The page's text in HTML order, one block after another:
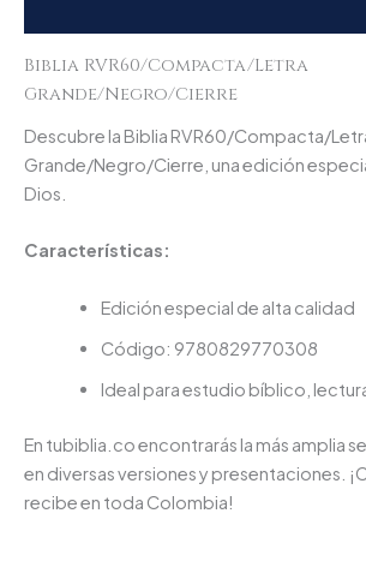
Biblia RVR60/Compacta/Letra
Grande/Negro/Cierre
Descubre la Biblia RVR60/Compacta/
Grande/Negro/Cierre, una edición
Dios.
Características:
Edición especial de alta calidad
Código: 9780829770308
Ideal para estudio bíblico,
En tubiblia.co encontrarás la más amplia
en diversas versiones y presentaciones.
recibe en toda Colombia!